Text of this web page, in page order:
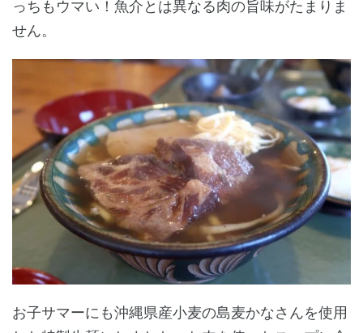
っちもウマい！魚介とは異なる肉の旨味がたまりま
せん。
お子サマーにも沖縄県産小麦の島麦かなさんを使用